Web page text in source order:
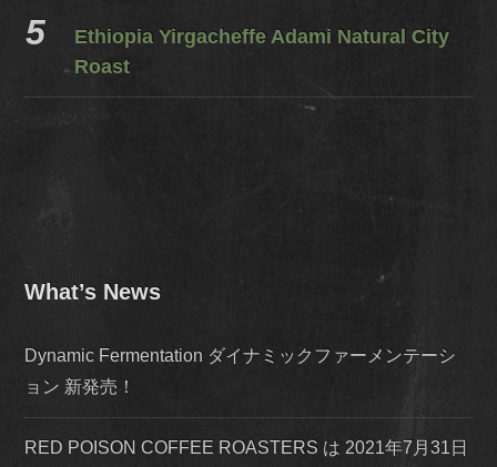
Ethiopia Yirgacheffe Adami Natural City
Roast
What’s News
Dynamic Fermentation ダイナミックファーメンテーシ
ョン 新発売！
RED POISON COFFEE ROASTERS は 2021年7月31日